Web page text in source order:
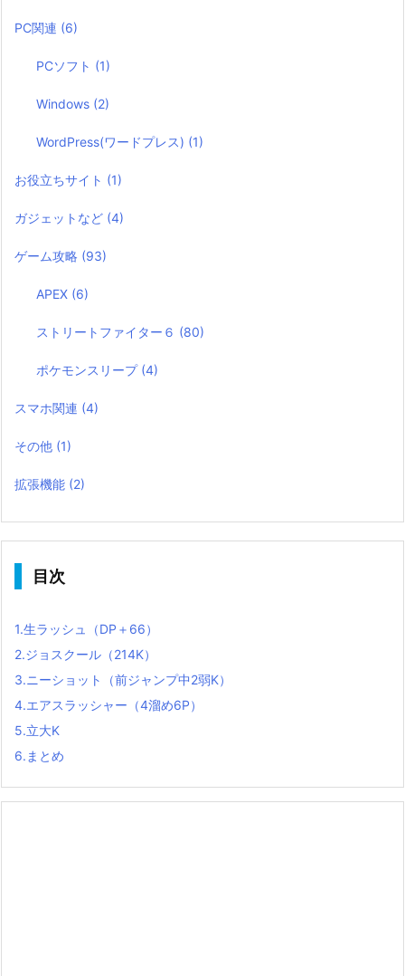
PC関連 (6)
PCソフト (1)
Windows (2)
WordPress(ワードプレス) (1)
お役立ちサイト (1)
ガジェットなど (4)
ゲーム攻略 (93)
APEX (6)
ストリートファイター６ (80)
ポケモンスリープ (4)
スマホ関連 (4)
その他 (1)
拡張機能 (2)
目次
1.生ラッシュ（DP＋66）
2.ジョスクール（214K）
3.ニーショット（前ジャンプ中2弱K）
4.エアスラッシャー（4溜め6P）
5.立大K
6. まとめ